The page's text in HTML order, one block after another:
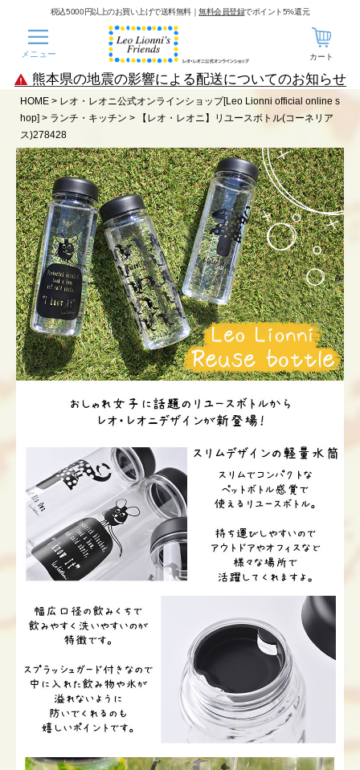
税込5000円以上のお買い上げで送料無料｜無料会員登録でポイント5%還元
メニュー カート
熊本県の地震の影響による配送についてのお知らせ
HOME
レオ・レオニ公式オンラインショップ[Leo Lionni official online s
hop]
ランチ・キッチン
【レオ・レオニ】リユースボトル(コーネリア
ス)278428